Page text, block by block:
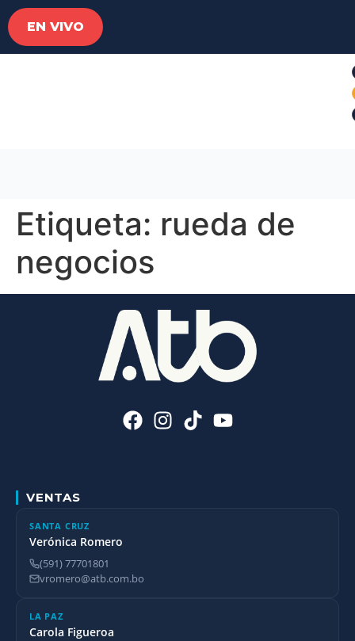
EN VIVO
Etiqueta: rueda de
negocios
VENTAS
SANTA CRUZ
Verónica Romero
(591) 77701801
vromero@atb.com.bo
LA PAZ
Carola Figueroa